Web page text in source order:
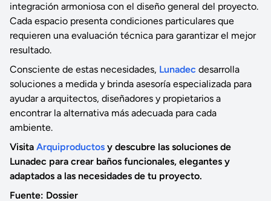
integración armoniosa con el diseño general del proyecto.
Cada espacio presenta condiciones particulares que
requieren una evaluación técnica para garantizar el mejor
resultado.
Consciente de estas necesidades, Lunadec desarrolla
soluciones a medida y brinda asesoría especializada para
ayudar a arquitectos, diseñadores y propietarios a
encontrar la alternativa más adecuada para cada
ambiente.
Visita Arquiproductos y descubre las soluciones de
Lunadec para crear baños funcionales, elegantes y
adaptados a las necesidades de tu proyecto.
Fuente: Dossier